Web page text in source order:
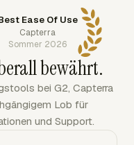
Ease Of Use
Capterra
Sommer 2026
bewährt.
bei G2, Capterra
Lob für
und Support.